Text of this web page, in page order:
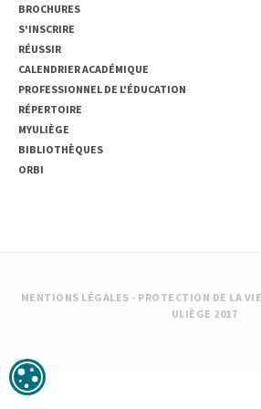
BROCHURES
S'INSCRIRE
RÉUSSIR
CALENDRIER ACADÉMIQUE
PROFESSIONNEL DE L'ÉDUCATION
RÉPERTOIRE
MYULIÈGE
BIBLIOTHÈQUES
ORBI
MENTIONS LÉGALES - PROTECTION DE LA
ULIÈGE 2017